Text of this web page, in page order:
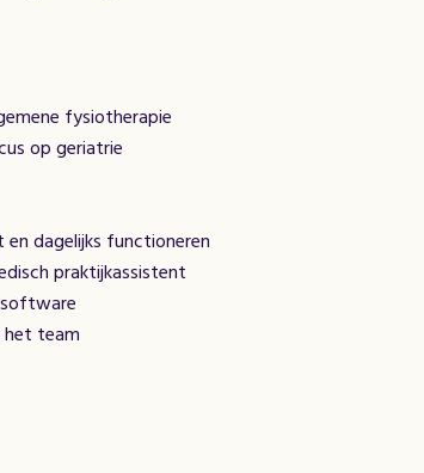
fysiotherapie
op geriatrie
dagelijks functioneren
praktijkassistent
het team